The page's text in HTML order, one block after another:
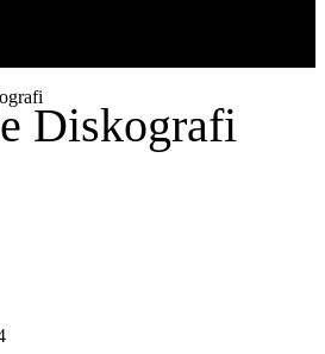
Diskografi